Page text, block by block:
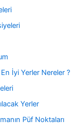
En İyi Yerler Nereler ?
Yerler
Püf Noktaları